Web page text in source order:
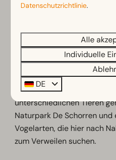
um die Insel zu erkunden -
Dabei überzeugt die Insel
Im Naturkundemuseum
kannst du alles über die
erfahren, die auf der Insel
Möchtest du lieber selbst
unterschiedlichen Tieren
Naturpark De Schorren
Vogelarten, die hier nach
zum Verweilen suchen.
Datenschutzrichtlinie.
Alle
Individuelle
DE